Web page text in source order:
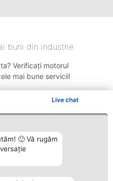
Live chat
🙂 Vă rugăm
buni din industrie
Verificați motorul
mai bune servicii!